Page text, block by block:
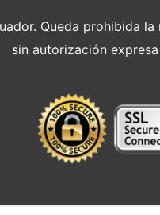
Queda prohibida
sin autorización